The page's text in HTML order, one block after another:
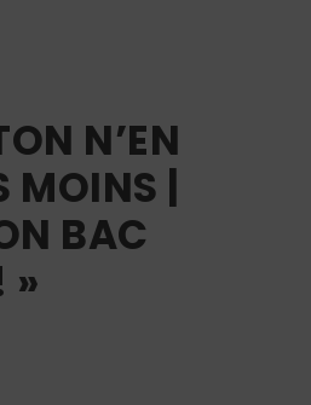
N’EN
MOINS |
BAC
»